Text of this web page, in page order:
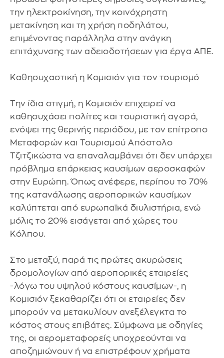
την ηλεκτροκίνηση, την κοινόχρηστη
μετακίνηση και τη χρήση ποδηλάτου,
επιμένοντας παράλληλα στην ανάγκη
επιτάχυνσης των αδειοδοτήσεων για έργα ΑΠΕ.
Καθησυχαστική η Κομισιόν για τον τουρισμό
Την ίδια στιγμή, η Κομισιόν επιχειρεί να
καθησυχάσει πολίτες και τουριστική αγορά,
ενόψει της θερινής περιόδου, με τον επίτροπο
Μεταφορών και Τουρισμού Απόστολο
Τζιτζικώστα να επαναλαμβάνει ότι δεν υπάρχει
πρόβλημα επάρκειας καυσίμων αεροσκαφών
στην Ευρώπη. Όπως ανέφερε, περίπου το 70%
της κατανάλωσης αεροπορικών καυσίμων
καλύπτεται από ευρωπαϊκά διυλιστήρια, ενώ
μόλις το 20% εισάγεται από χώρες του
Κόλπου.
Στο μεταξύ, παρά τις πρώτες ακυρώσεις
δρομολογίων από αεροπορικές εταιρείες
-λόγω του υψηλού κόστους καυσίμων-, η
Κομισιόν ξεκαθαρίζει ότι οι εταιρείες δεν
μπορούν να μετακυλίουν ανεξέλεγκτα το
κόστος στους επιβάτες. Σύμφωνα με οδηγίες
της, οι αερομεταφορείς υποχρεούνται να
αποζημιώνουν ή να επιστρέφουν χρήματα